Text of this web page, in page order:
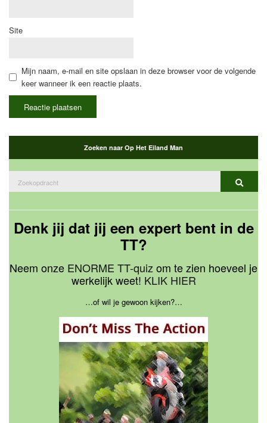
Site
Mijn naam, e-mail en site opslaan in deze browser voor de volgende
keer wanneer ik een reactie plaats.
Zoeken naar Op Het Eiland Man
naar:
Denk jij dat jij een expert bent in de
TT?
Neem onze ENORME TT-quiz om te zien hoeveel je
werkelijk weet! KLIK HIER
…of wil je gewoon kijken?…